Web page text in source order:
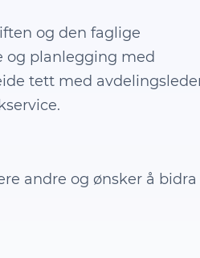
og den faglige
og planlegging med
tett med
andre og ønsker å bidra